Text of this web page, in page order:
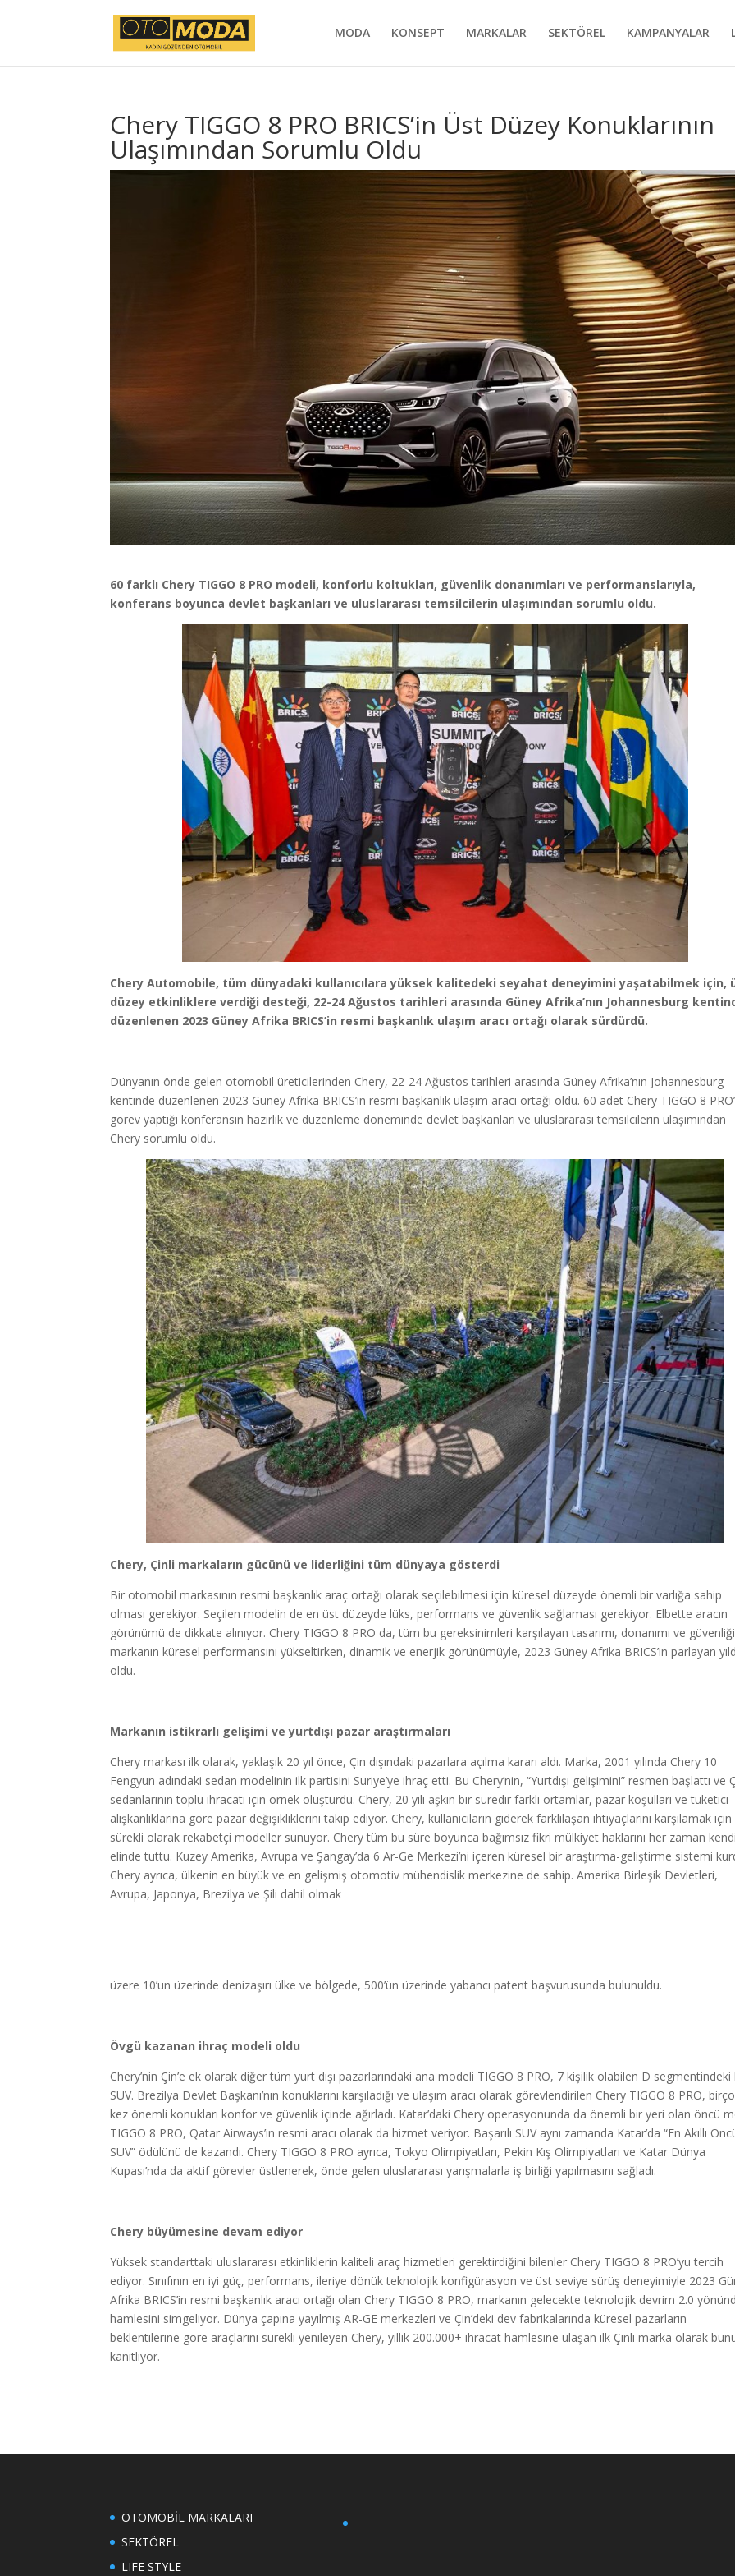
MODA KONSEPT MARKALAR SEKTÖREL KAMPANYALAR
Chery TIGGO 8 PRO BRICS’in Üst Düzey Konuklarının
Ulaşımından Sorumlu Oldu
60 farklı Chery TIGGO 8 PRO modeli, konforlu koltukları, güvenlik donanımları ve performanslarıyla,
konferans boyunca devlet başkanları ve uluslararası temsilcilerin ulaşımından sorumlu oldu.
Chery Automobile, tüm dünyadaki kullanıcılara yüksek kalitedeki seyahat deneyimini yaşatabilmek için,
düzey etkinliklere verdiği desteği, 22-24 Ağustos tarihleri arasında Güney Afrika’nın Johannesburg
düzenlenen 2023 Güney Afrika BRICS’in resmi başkanlık ulaşım aracı ortağı olarak sürdürdü.
Dünyanın önde gelen otomobil üreticilerinden Chery, 22-24 Ağustos tarihleri arasında Güney Afrika’nın Johannesburg
kentinde düzenlenen 2023 Güney Afrika BRICS’in resmi başkanlık ulaşım aracı ortağı oldu. 60 adet Chery TIGGO 8
görev yaptığı konferansın hazırlık ve düzenleme döneminde devlet başkanları ve uluslararası temsilcilerin ulaşımından
Chery sorumlu oldu.
Chery, Çinli markaların gücünü ve liderliğini tüm dünyaya gösterdi
Bir otomobil markasının resmi başkanlık araç ortağı olarak seçilebilmesi için küresel düzeyde önemli bir varlığa sahip
olması gerekiyor. Seçilen modelin de en üst düzeyde lüks, performans ve güvenlik sağlaması gerekiyor. Elbette aracın
görünümü de dikkate alınıyor. Chery TIGGO 8 PRO da, tüm bu gereksinimleri karşılayan tasarımı, donanımı ve
markanın küresel performansını yükseltirken, dinamik ve enerjik görünümüyle, 2023 Güney Afrika BRICS’in parlayan
oldu.
Markanın istikrarlı gelişimi ve yurtdışı pazar araştırmaları
Chery markası ilk olarak, yaklaşık 20 yıl önce, Çin dışındaki pazarlara açılma kararı aldı. Marka, 2001 yılında Chery 10
Fengyun adındaki sedan modelinin ilk partisini Suriye’ye ihraç etti. Bu Chery’nin, “Yurtdışı gelişimini” resmen başlattı ve
sedanlarının toplu ihracatı için örnek oluşturdu. Chery, 20 yılı aşkın bir süredir farklı ortamlar, pazar koşulları ve tüketici
alışkanlıklarına göre pazar değişikliklerini takip ediyor. Chery, kullanıcıların giderek farklılaşan ihtiyaçlarını karşılamak için
sürekli olarak rekabetçi modeller sunuyor. Chery tüm bu süre boyunca bağımsız fikri mülkiyet haklarını her zaman kendi
elinde tuttu. Kuzey Amerika, Avrupa ve Şangay’da 6 Ar-Ge Merkezi’ni içeren küresel bir araştırma-geliştirme sistemi
Chery ayrıca, ülkenin en büyük ve en gelişmiş otomotiv mühendislik merkezine de sahip. Amerika Birleşik Devletleri,
Avrupa, Japonya, Brezilya ve Şili dahil olmak
üzere 10’un üzerinde denizaşırı ülke ve bölgede, 500’ün üzerinde yabancı patent başvurusunda bulunuldu.
Övgü kazanan ihraç modeli oldu
Chery’nin Çin’e ek olarak diğer tüm yurt dışı pazarlarındaki ana modeli TIGGO 8 PRO, 7 kişilik olabilen D segmentindeki
SUV. Brezilya Devlet Başkanı’nın konuklarını karşıladığı ve ulaşım aracı olarak görevlendirilen Chery TIGGO 8 PRO,
kez önemli konukları konfor ve güvenlik içinde ağırladı. Katar’daki Chery operasyonunda da önemli bir yeri olan öncü
TIGGO 8 PRO, Qatar Airways’in resmi aracı olarak da hizmet veriyor. Başarılı SUV aynı zamanda Katar’da “En Akıllı
SUV” ödülünü de kazandı. Chery TIGGO 8 PRO ayrıca, Tokyo Olimpiyatları, Pekin Kış Olimpiyatları ve Katar Dünya
Kupası’nda da aktif görevler üstlenerek, önde gelen uluslararası yarışmalarla iş birliği yapılmasını sağladı.
Chery büyümesine devam ediyor
Yüksek standarttaki uluslararası etkinliklerin kaliteli araç hizmetleri gerektirdiğini bilenler Chery TIGGO 8 PRO’yu tercih
ediyor. Sınıfının en iyi güç, performans, ileriye dönük teknolojik konfigürasyon ve üst seviye sürüş deneyimiyle 2023
Afrika BRICS’in resmi başkanlık aracı ortağı olan Chery TIGGO 8 PRO, markanın gelecekte teknolojik devrim 2.0
hamlesini simgeliyor. Dünya çapına yayılmış AR-GE merkezleri ve Çin’deki dev fabrikalarında küresel pazarların
beklentilerine göre araçlarını sürekli yenileyen Chery, yıllık 200.000+ ihracat hamlesine ulaşan ilk Çinli marka olarak
kanıtlıyor.
OTOMOBİL MARKALARI
SEKTÖREL
LIFE STYLE